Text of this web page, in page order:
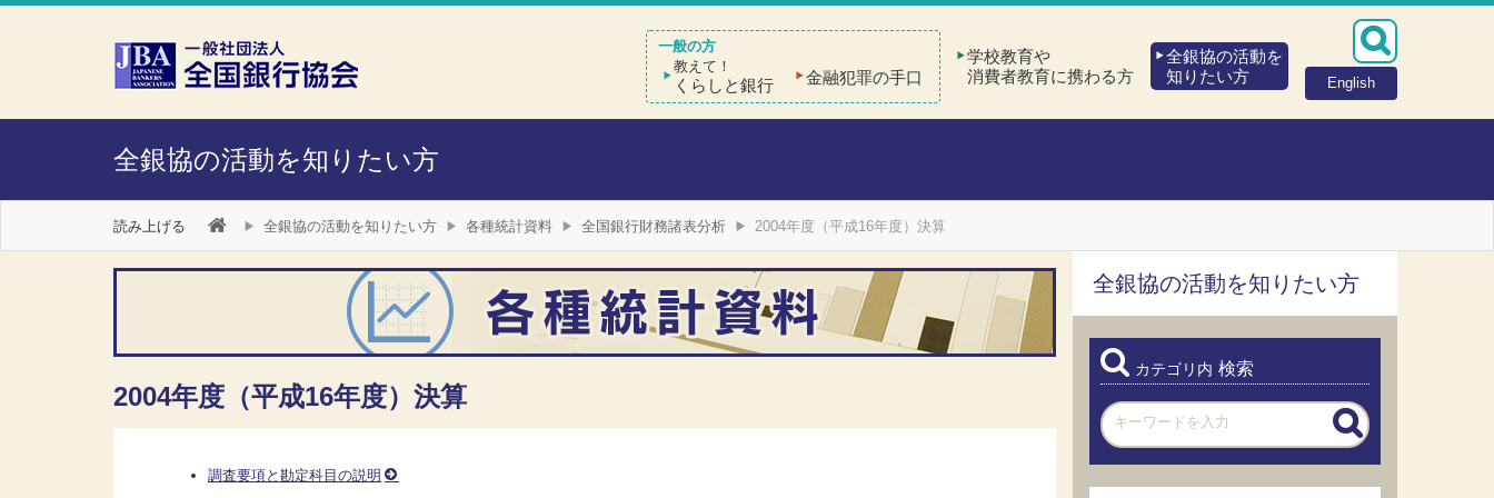
本文へスキップ
障がい者向け相談窓口
English
教えて！
くらしと銀行 金融犯罪の手口
学校教育や
消費者教育に携わる方
全銀協の活動を
知りたい方
全銀協の活動を知りたい方
読み上げる 全銀協の活動を知りたい方 各種統計資料 全国銀行財務諸表分析 2004年度（平成16年度）決算
2004年度（平成16年度）決算
調査要項と勘定科目の説明
全銀協の活動を知りたい方
カテゴリ内 検索